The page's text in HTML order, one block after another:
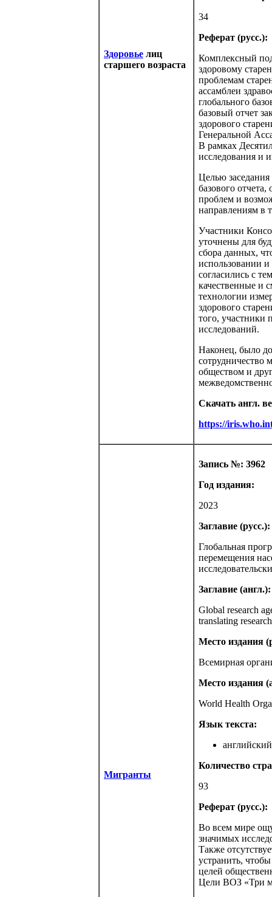
Здоровье лиц
старшего возраста
34
Реферат (русс.):
Комплексный
здоровому
проблемам
ассамблеи
глобального
базовый отчет
здорового
Генеральной
В рамках
исследования и
Целью заседания
базового
проблем и
направлениям в
Участники
уточнены для
сбора данных,
использовании
согласились с
качественные и
технологии
здорового
того, участники
исследований.
Наконец, было
сотрудничество
обществом и
Скачать англ.
https://
Мигранты
Запись №: 3962
Год издания:
2023
Заглавие (русс.):
Глобальная
перемещения
Заглавие (англ.):
Global research
translating
Место издания
Всемирная
Место издания
World Health
Язык текста:
Количество
93
Реферат (русс.):
Во всем мире
значимых
Также
устранить,
целей
Цели ВОЗ «Три